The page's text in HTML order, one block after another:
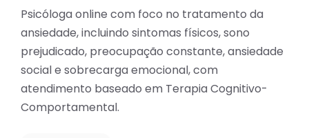
Psicóloga online com foco no tratamento da
ansiedade, incluindo sintomas físicos, sono
prejudicado, preocupação constante, ansiedade
social e sobrecarga emocional, com
atendimento baseado em Terapia Cognitivo-
Comportamental.